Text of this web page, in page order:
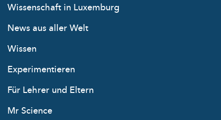
Wissenschaft in Luxemburg
News aus aller Welt
Wissen
Experimentieren
Für Lehrer und Eltern
Mr Science